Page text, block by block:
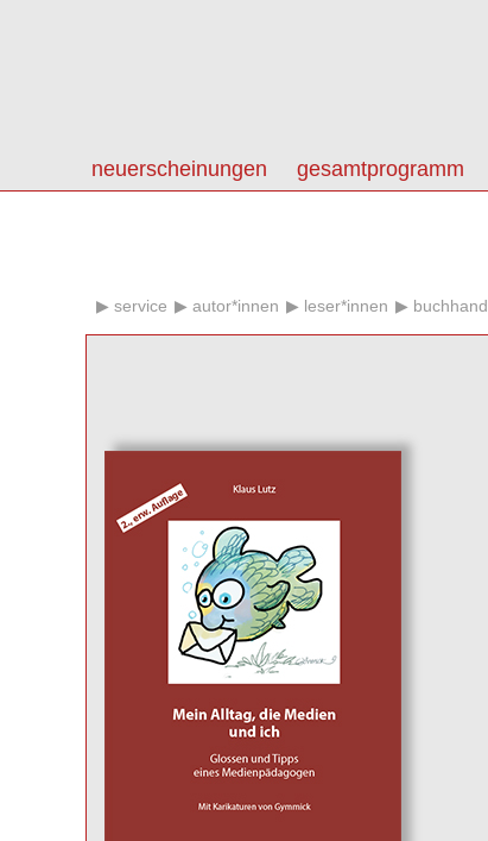
neuerscheinungen gesamtprogramm
service autor*innen leser*innen